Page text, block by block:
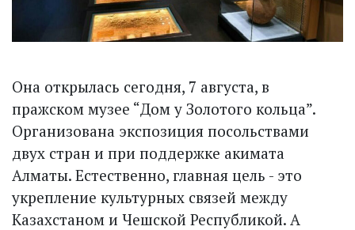
Она открылась сегодня, 7 августа, в
пражском музее “Дом у Золотого кольца”.
Организована экспозиция посольствами
двух стран и при поддержке акимата
Алматы. Естественно, главная цель - это
укрепление культурных связей между
Казахстаном и Чешской Респуб­ликой. А